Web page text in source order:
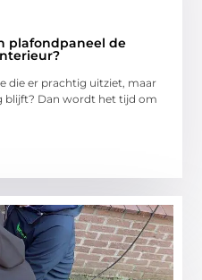
plafondpaneel de
die er prachtig uitziet, maar
blijft? Dan wordt het tijd om